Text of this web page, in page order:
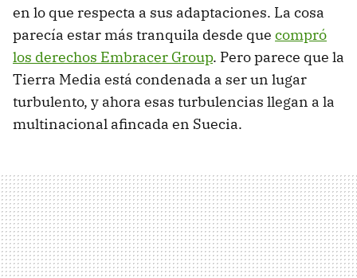
en lo que respecta a sus adaptaciones. La cosa
parecía estar más tranquila desde que compró
los derechos Embracer Group. Pero parece que la
Tierra Media está condenada a ser un lugar
turbulento, y ahora esas turbulencias llegan a la
multinacional afincada en Suecia.